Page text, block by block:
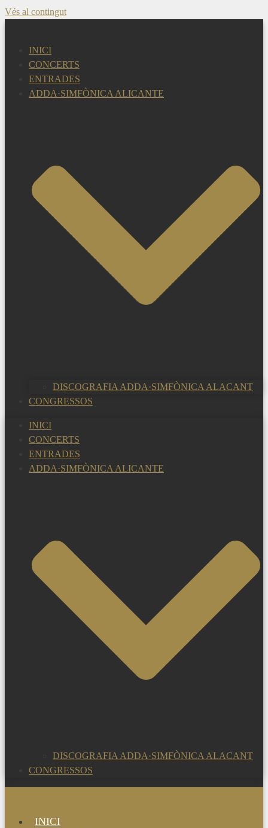
Vés al contingut
INICI
CONCERTS
ENTRADES
ADDA·SIMFÒNICA ALICANTE
DISCOGRAFIA ADDA·SIMFÒNICA ALACANT
CONGRESSOS
INICI
CONCERTS
ENTRADES
ADDA·SIMFÒNICA ALICANTE
DISCOGRAFIA ADDA·SIMFÒNICA ALACANT
CONGRESSOS
INICI